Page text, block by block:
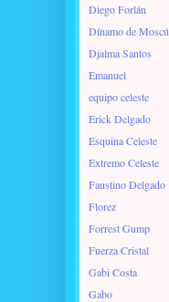
Diego Forlán
Dínamo de Moscú
Djalma Santos
Emanuel
equipo celeste
Erick Delgado
Esquina Celeste
Extremo Celeste
Faustino Delgado
Florez
Forrest Gump
Fuerza Cristal
Gabi Costa
Gabo